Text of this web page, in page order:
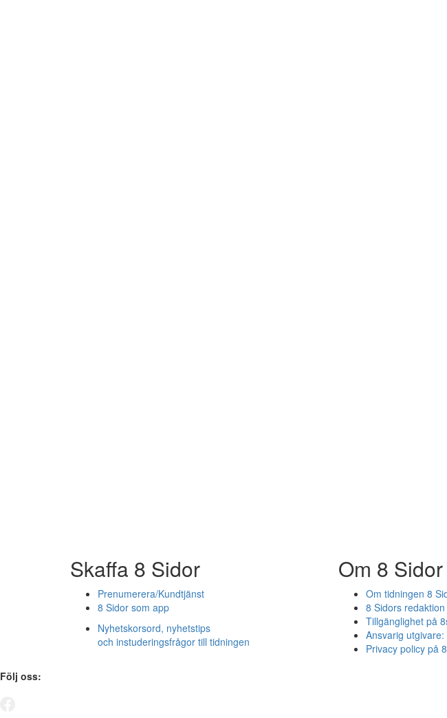
Skaffa 8 Sidor
Prenumerera/Kundtjänst
8 Sidor som app
Nyhetskorsord, nyhetstips
och instuderingsfrågor till tidningen
Om 8 Sidor
Om tidningen 8
8 Sidors redaktion
Tillgänglighet på
Ansvarig utgivare:
Privacy policy på
Följ oss: